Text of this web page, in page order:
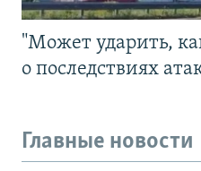
"Может ударить,
о последствиях
Главные новости